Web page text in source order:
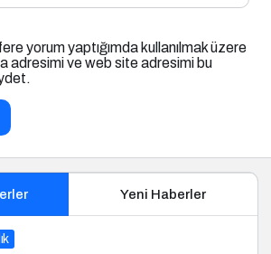
yorum yaptığımda kullanılmak üzere
adresimi ve web site adresimi bu
Yeni Haberler